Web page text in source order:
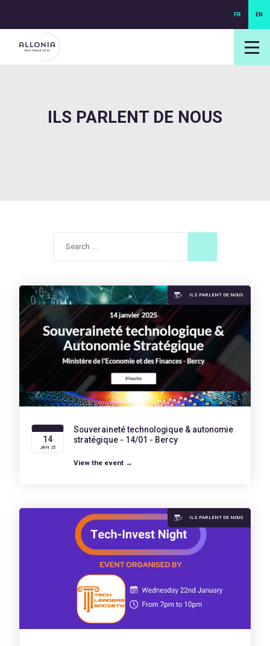
FR EN
ILS PARLENT DE NOUS
ILS PARLENT DE NOUS
14
JAN 25
Souveraineté technologique & autonomie
stratégique - 14/01 - Bercy
View the event →
ILS PARLENT DE NOUS